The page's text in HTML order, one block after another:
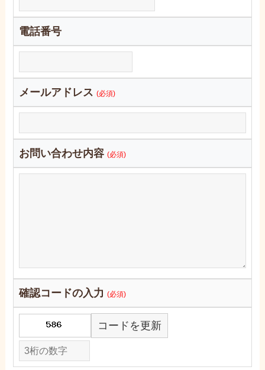
電話番号
メールアドレス (必須)
お問い合わせ内容 (必須)
確認コードの入力(必須)
コードを更新